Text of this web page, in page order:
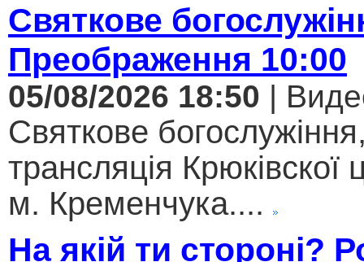
Святкове
Преображення 10:00
05/08/2026 18:50 |
Святкове
трансляція
м. Кременчука....
На якій ти стороні?